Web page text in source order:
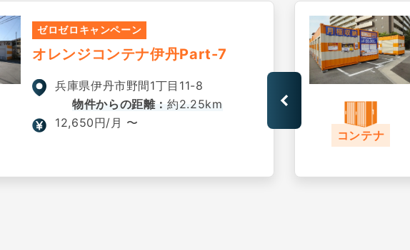
ゼロゼロキャンペーン
オレンジコンテナ伊丹Part-7
兵庫県伊丹市野間1丁目11-8
物件からの距離：約2.25km
12,650円/月 〜
コンテナ